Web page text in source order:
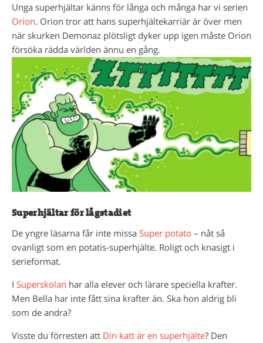
Unga superhjältar känns för långa och många har vi serien
Orion. Orion tror att hans superhjältekarriär är över men
när skurken Demonaz plötsligt dyker upp igen måste Orion
försöka rädda världen ännu en gång.
Superhjältar för lågstadiet
De yngre läsarna får inte missaSuper potato– nåt så
ovanligt som en potatis-superhjälte. Roligt och knasigt i
serieformat.
I Superskolan har alla elever och lärare speciella krafter.
Men Bella har inte fått sina krafter än. Ska hon aldrig bli
som de andra?
Visste du förresten att Din katt är en superhjälte? Den